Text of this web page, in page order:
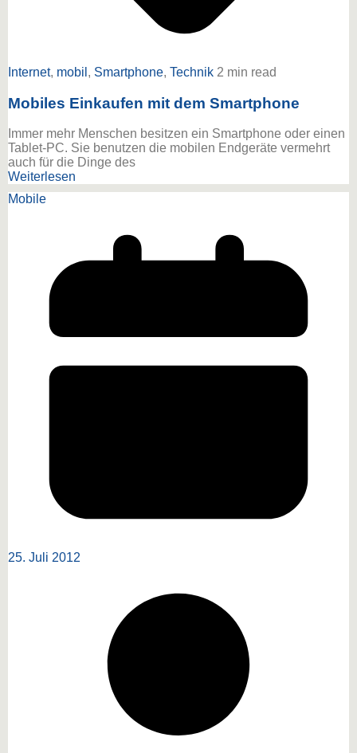
Internet, mobil , Smartphone, Technik 2 min read
Mobiles Einkaufen mit dem Smartphone
Immer mehr Menschen besitzen ein Smartphone oder einen
Tablet-PC. Sie benutzen die mobilen Endgeräte vermehrt
auch für die Dinge des
Weiterlesen
Mobile
25. Juli 2012